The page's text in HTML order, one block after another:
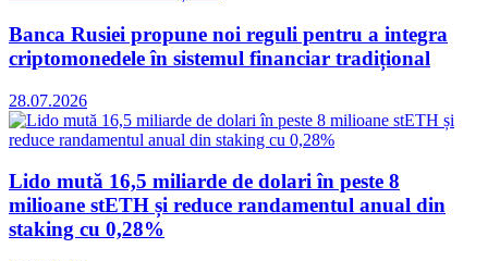
Banca Rusiei propune noi reguli pentru a integra
criptomonedele în sistemul financiar tradițional
28.07.2026
Lido mută 16,5 miliarde de dolari în peste 8
milioane stETH și reduce randamentul anual din
staking cu 0,28%